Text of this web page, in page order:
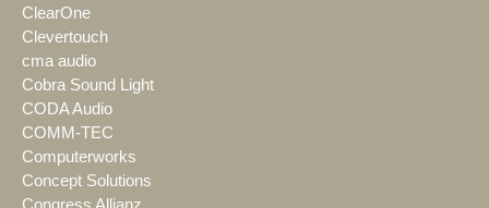
ClearOne
Clevertouch
cma audio
Cobra Sound Light
CODA Audio
COMM-TEC
Computerworks
Concept Solutions